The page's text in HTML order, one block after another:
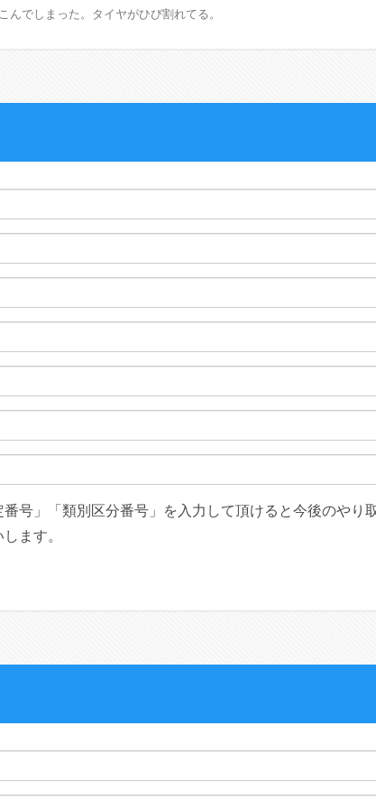
んでしまった。タイヤがひび割れてる。
号」「類別区分番号」を入力して頂けると今後のやり
ます。